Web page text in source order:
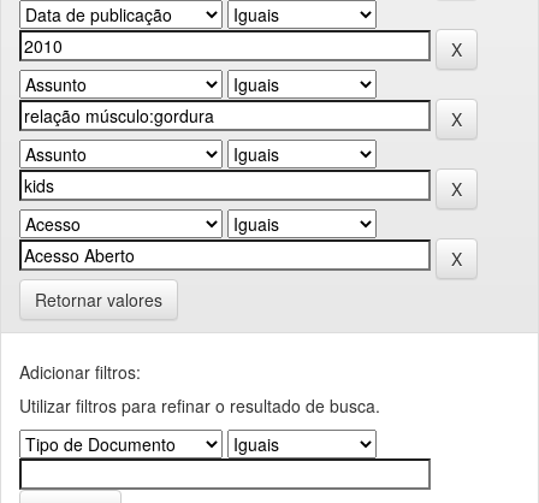
Retornar valores
Adicionar filtros:
Utilizar filtros para refinar o resultado de busca.